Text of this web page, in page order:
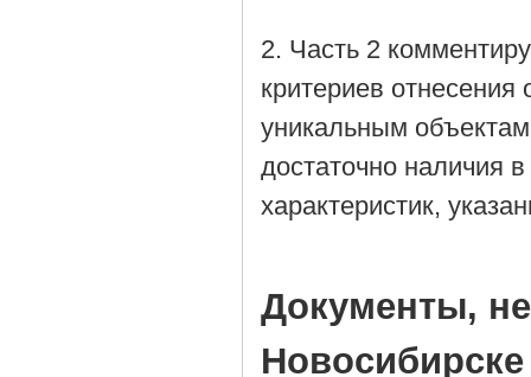
2. Часть 2
критериев отнесения
уникальным
достаточно наличия
характеристик,
Документы,
Новосибирске